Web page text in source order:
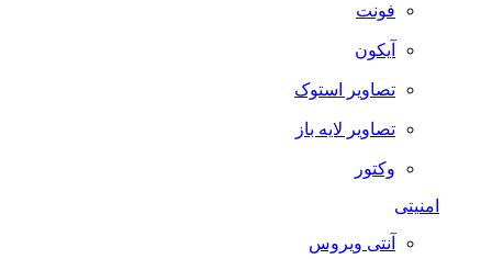
فونت
آیکون
تصاویر استوک
تصاویر لایه باز
وکتور
امنیتی
آنتی ویروس